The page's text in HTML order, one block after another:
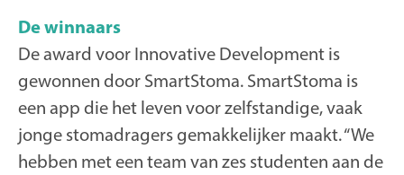
De winnaars
De award voor Innovative Development is
gewonnen door SmartStoma. SmartStoma is
een app die het leven voor zelfstandige, vaak
jonge stomadragers gemakkelijker maakt. “We
hebben met een team van zes studenten aan de